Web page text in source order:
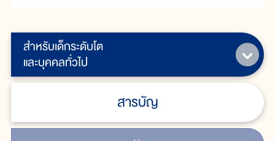
สำหรับเด็กระดับโต
และบุคคลทั่วไป
สารบัญ